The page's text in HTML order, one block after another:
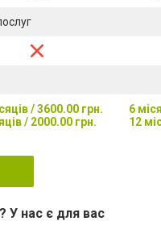
/ 3600.00 грн.
/ 2000.00 грн.
6
12
У нас є для вас